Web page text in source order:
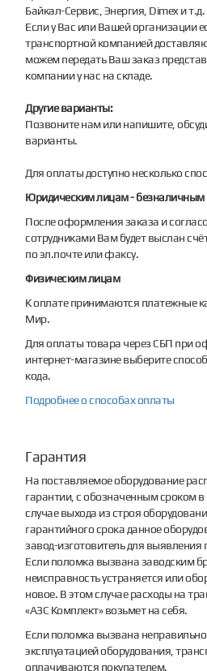
Байкал-Сервис, Энергия, Dimex и т.д.
Если у Вас или Вашей организации
транспортной компанией
можем передать Ваш заказ
компании у нас на складе.
Другие варианты:
Позвоните нам или напишите,
варианты.
Для оплаты доступно несколько
Юридическим лицам - безналичным
После оформления заказа и
сотрудниками Вам будет выслан
по эл.почте или факсу.
Физическим лицам
К оплате принимаются платежные
Мир.
Для оплаты товара через СБП при
интернет-магазине выберите
кода.
Подробнее о способах оплаты
Гарантия
На поставляемое оборудование
гарантии, с обозначенным сроком в
случае выхода из строя
гарантийного срока данное
завод-изготовитель для выявления
Если поломка вызвана заводским
неисправность устраняется или
новое. В этом случае расходы на
«АЗС Комплект» возьмет на себя.
Если поломка вызвана
эксплуатацией оборудования,
оплачиваются покупателем.